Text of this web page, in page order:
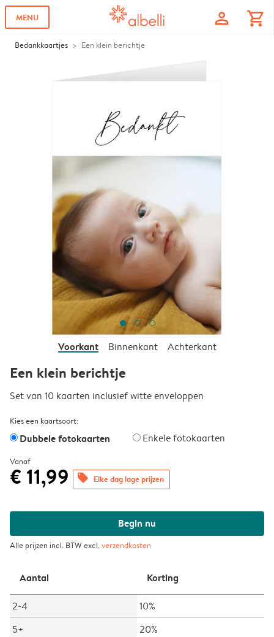
MENU profile shopping_cart
Bedankkaartjes Een klein berichtje
Voorkant Binnenkant Achterkant
Een klein berichtje
Set van 10 kaarten inclusief witte enveloppen
Kies een kaartsoort:
Dubbele fotokaarten Enkele fotokaarten
Vanaf
€ 11,99 offers Elke dag lage prijzen
Begin nu
Alle prijzen incl. BTW excl.verzendkosten
Aantal Korting
2-4
10%
5+
20%